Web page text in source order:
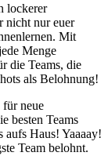
lockerer
nicht nur euer
Mit
Menge
die Teams, die
als Belohnung!
für neue
besten Teams
aufs Haus! Yaaaay!
Team belohnt.